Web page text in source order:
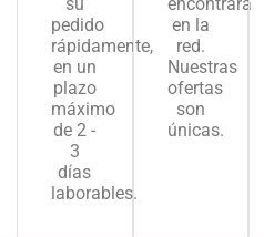
pedido
rápidamente,
en un
plazo
máximo
de 2 -
3
días
laborables.
en la
red.
Nuestras
ofertas
son
únicas.